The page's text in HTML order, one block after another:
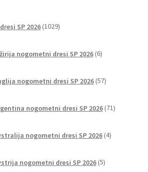
SP 2026 1029izdelkov
nogometni dresi SP 2026 6izdelkov
nogometni dresi SP 2026 57izdelkov
nogometni dresi SP 2026 71izdelkov
nogometni dresi SP 2026 4izdelki
nogometni dresi SP 2026 5izdelkov